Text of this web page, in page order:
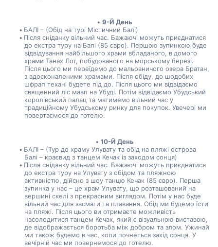
9-Й День
БАЛІ – (Обід на турі Містичний Балі)
Після сніданку вільний час. Бажаючі можуть приєднатися
до екстра туру на Балі (85 євро). Першою зупинкою буде
відвідування найбільшого храми вбладаного, відомого
храми Танах Лот, побудованого на морському березі.
Після цього ми переїдемо до мальовничого озера Братан,
з вдосконаленими храмами. Після обіду, до шодобих
шфрап техані будете під до. Після цього ми відвідаємо
священний ліс мавп на Убуді. Потім відвідаємо Убудський
королівський палац та матимемо вільний час у
традиційному Убудському ринку для покупок. Увечері ми
повертаємося до готелю.
10-Й День
БАЛІ – (Тур до храму Улувату та обід на пляжі острова
Балі – краєвид з танцем Кечак із заходом сонця)
Після сніданку вільний час. Бажаючі можуть приєднатися
до екстра туру на Улувату з обідом та пляжною
активністю, дійсно з шоу танцю Кечак (85 євро). Перша
зупинка у нас – це храм Улувату, що розташований на
вершині скелі з прекрасним виглядом. Потім у нас буде
вільний час для засмаги та плавання. Обід ми будемо їсти
на пляжі. Після цього ви отримаєте можливість
насолодитися танцем Кечак, який є візуальною виставою,
де відображається боротьба між добром та злом. Ужинай
ми також будемо в час, коли почнеться захід сонця. У
вечірній час ми повернемося до готелю.